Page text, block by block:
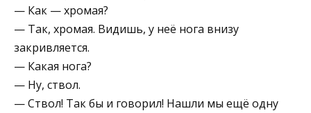
— Как — хромая?
— Так, хромая. Видишь, у неё нога внизу
закривляется.
— Какая нога?
— Ну, ствол.
— Ствол! Так бы и говорил! Нашли мы ещё одну